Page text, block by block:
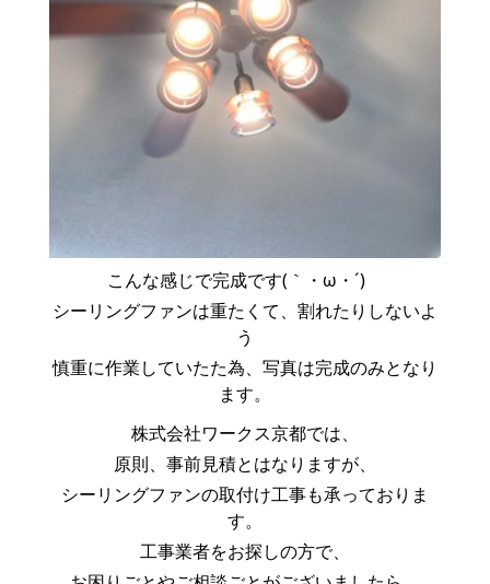
こんな感じで完成です(｀・ω・´)ゞ
シーリングファンは重たくて、割れたりしないよ
う
慎重に作業していたた為、写真は完成のみとなり
ます。
株式会社ワークス京都では、
原則、事前見積とはなりますが、
シーリングファンの取付け工事も承っておりま
す。
工事業者をお探しの方で、